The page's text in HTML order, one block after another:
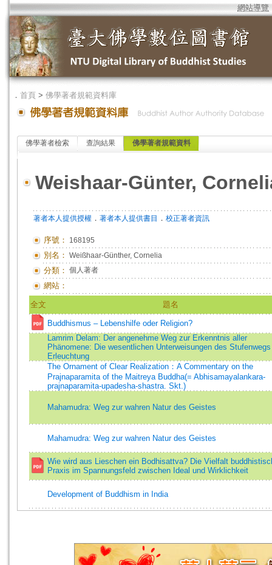
網站導覽
． 首頁 > 佛學著者規範資料庫
佛學著者檢索 查詢結果 佛學著者規範資料
Weishaar-Günter,
著者本人提供授權 ． 著者本人提供書目 ． 校正著者資訊
序號： 168195
別名： Weißhaar-Günther, Cornelia
分類： 個人著者
網站：
全文 題名
Buddhismus – Lebenshilfe oder Religion?
Lamrim Delam: Der angenehme Weg zur Erkenntnis aller
Phänomene: Die wesentlichen Unterweisungen des
Erleuchtung
The Ornament of Clear Realization：A Commentary on the
Prajnaparamita of the Maitreya Buddha(= Abhisamayalankara-
prajnaparamita-upadesha-shastra. Skt.)
Mahamudra: Weg zur wahren Natur des Geistes
Mahamudra: Weg zur wahren Natur des Geistes
Wie wird aus Lieschen ein Bodhisattva? Die Vielfalt
Praxis im Spannungsfeld zwischen Ideal und Wirklichkeit
Development of Buddhism in India